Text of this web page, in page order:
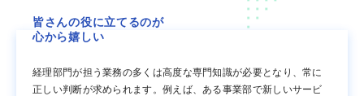
皆さんの役に立てるのが
心から嬉しい
経理部門が担う業務の多くは高度な専門知識が必要となり、常に
正しい判断が求められます。例えば、ある事業部で新しいサービ